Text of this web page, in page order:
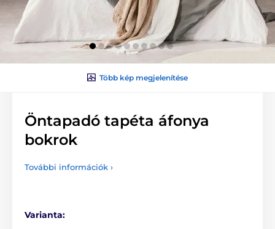
Több kép megjelenítése
Öntapadó tapéta áfonya
bokrok
További információk ›
Varianta: